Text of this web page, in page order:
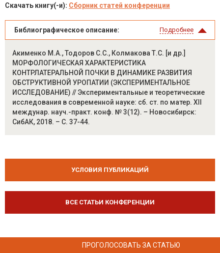
Скачать книгу(-и): Сборник статей конференции
Библиографическое описание: Подробнее
Акименко М.А., Тодоров С.С., Колмакова Т.С. [и др.]
МОРФОЛОГИЧЕСКАЯ ХАРАКТЕРИСТИКА
КОНТРЛАТЕРАЛЬНОЙ ПОЧКИ В ДИНАМИКЕ РАЗВИТИЯ
ОБСТРУКТИВНОЙ УРОПАТИИ (ЭКСПЕРИМЕНТАЛЬНОЕ
ИССЛЕДОВАНИЕ) // Экспериментальные и теоретические
исследования в современной науке: сб. ст. по матер. XII
междунар. науч.-практ. конф. № 3(12). – Новосибирск:
СибАК, 2018. – С. 37-44.
УСЛОВИЯ ПУБЛИКАЦИЙ
ВСЕ СТАТЬИ КОНФЕРЕНЦИИ
ПРОГОЛОСОВАТЬ ЗА СТАТЬЮ